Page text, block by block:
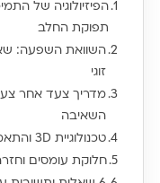
הפיזיולוגיה של
תפוקת החלב
השוואת השפעה:
זוגי
מדריך צעד אחר
השאיבה
טכנולוגיית 3D והתאמה זוגית: למה השקט הוא המפתח
חלוקת עומסים